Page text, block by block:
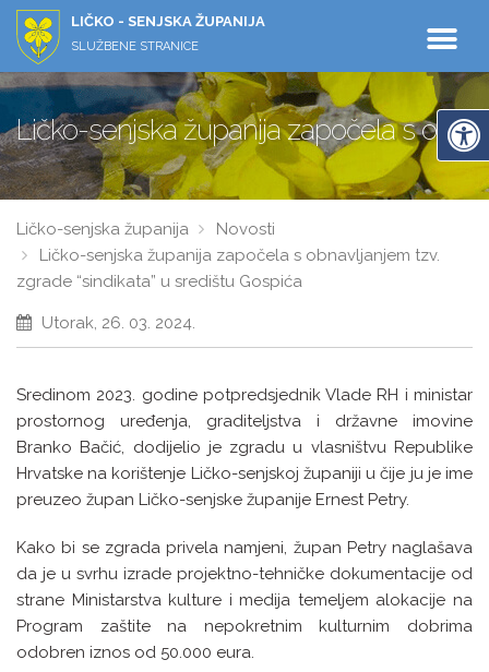
LIČKO - SENJSKA ŽUPANIJA
SLUŽBENE STRANICE
Ličko-senjska županija započela s
Ličko-senjska županija
Novosti
Ličko-senjska županija započela s obnavljanjem tzv.
zgrade “sindikata” u središtu Gospića
Utorak, 26. 03. 2024.
Sredinom 2023. godine potpredsjednik Vlade RH i ministar
prostornog uređenja, graditeljstva i državne imovine
Branko Bačić, dodijelio je zgradu u vlasništvu Republike
Hrvatske na korištenje Ličko-senjskoj županiji u čije ju je ime
preuzeo župan Ličko-senjske županije Ernest Petry.
Kako bi se zgrada privela namjeni, župan Petry naglašava
da je u svrhu izrade projektno-tehničke dokumentacije od
strane Ministarstva kulture i medija temeljem alokacije na
Program zaštite na nepokretnim kulturnim dobrima
odobren iznos od 50.000 eura.